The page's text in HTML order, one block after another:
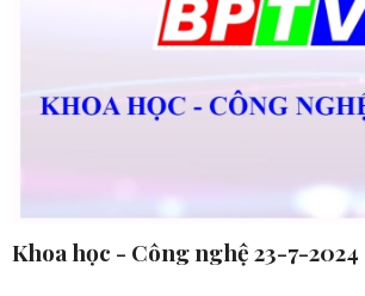
Khoa học - Công nghệ 23-7-2024